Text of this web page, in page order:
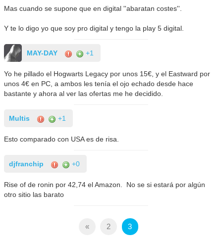
Mas cuando se supone que en digital ''abaratan costes''.
Y te lo digo yo que soy pro digital y tengo la play 5 digital.
MAY-DAY +1
Yo he pillado el Hogwarts Legacy por unos 15€, y el Eastward por
unos 4€ en PC, a ambos les tenía el ojo echado desde hace
bastante y ahora al ver las ofertas me he decidido.
Multis +1
Esto comparado con USA es de risa.
djfranchip +0
Rise of de ronin por 42,74 el Amazon. No se si estará por algún
otro sitio las barato
« 2 3